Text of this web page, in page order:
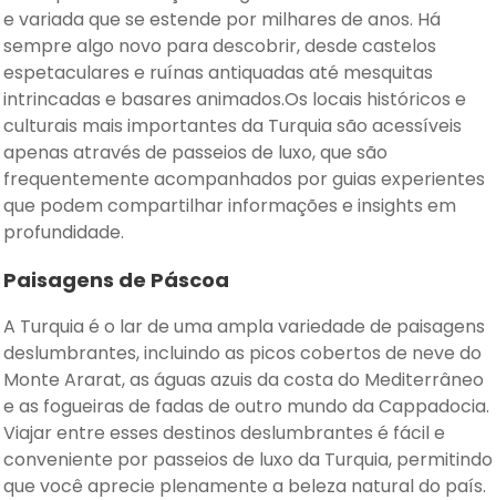
e variada que se estende por milhares de anos. Há
sempre algo novo para descobrir, desde castelos
espetaculares e ruínas antiquadas até mesquitas
intrincadas e basares animados.Os locais históricos e
culturais mais importantes da Turquia são acessíveis
apenas através de passeios de luxo, que são
frequentemente acompanhados por guias experientes
que podem compartilhar informações e insights em
profundidade.
Paisagens de Páscoa
A Turquia é o lar de uma ampla variedade de paisagens
deslumbrantes, incluindo as picos cobertos de neve do
Monte Ararat, as águas azuis da costa do Mediterrâneo
e as fogueiras de fadas de outro mundo da Cappadocia.
Viajar entre esses destinos deslumbrantes é fácil e
conveniente por passeios de luxo da Turquia, permitindo
que você aprecie plenamente a beleza natural do país.